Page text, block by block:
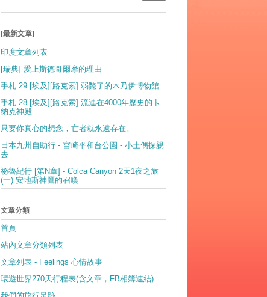
[最新文章]
印度文章列表
[瑞典] 愛上斯德哥爾摩的理由
手札 29 [埃及][路克索] 弱斃了的木乃伊博物館
手札 28 [埃及][路克索] 流連在4000年歷史的卡
納克神殿
只要你真心的想念，亡者就永遠存在。
日本九州自助行 - 宮崎平和台公園 - 小土偶探親
去
祕魯紀行 [第N章] - Colca Canyon 2天1夜之旅
(一) 安地斯神鷹的召喚
文章分類
首頁
站內文章分類列表
文章列表 - Feelings 心情故事
環遊世界270天行程表(含文章，FB相簿連結)